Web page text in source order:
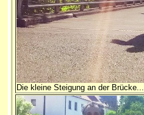
Die kleine Steigung an der Brücke...